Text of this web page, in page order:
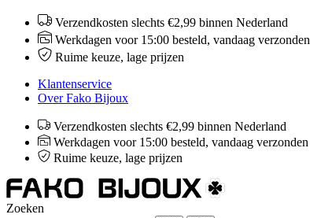
Verzendkosten slechts €2,99 binnen Nederland
Werkdagen voor 15:00 besteld, vandaag verzonden
Ruime keuze, lage prijzen
Klantenservice
Over Fako Bijoux
Verzendkosten slechts €2,99 binnen Nederland
Werkdagen voor 15:00 besteld, vandaag verzonden
Ruime keuze, lage prijzen
Zoeken